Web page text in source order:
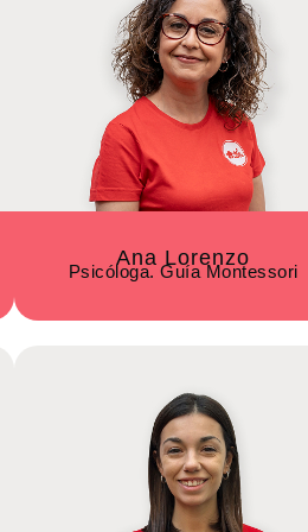
Ana Lorenzo
Psicóloga. Guía Montessori